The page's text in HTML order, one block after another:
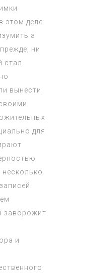
этом деле
а
ни
стал
вынести
для
несколько
заворожит
и